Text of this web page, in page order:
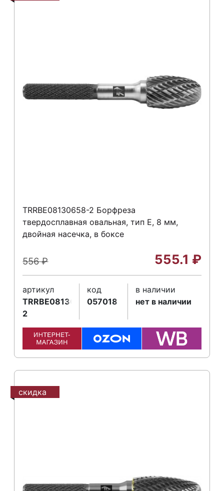
TRRBE08130658-2 Борфреза
твердосплавная овальная, тип E, 8 мм,
двойная насечка, в боксе
556₽ 555.1 ₽
артикул
TRRBE08130658-
2
код
057018
в наличии
нет в наличии
скидка